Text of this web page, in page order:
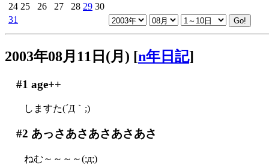
24 25 26 27 28 29 30
31
2003年08月11日(月) [n年日記]
#1 age++
しますた(´Д｀;)
#2 あっさあさあさあさあさ
ねむ～～～～(;д;)